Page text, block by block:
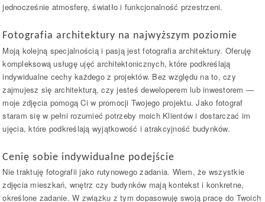
jednocześnie atmosferę, światło i funkcjonalność przestrzeni.
Fotografia architektury na najwyższym poziomie
Moją kolejną specjalnością i pasją jest fotografia architektury. Oferuję
kompleksową usługę ujęć architektonicznych, które podkreślają
indywidualne cechy każdego z projektów. Bez względu na to, czy
zajmujesz się architekturą, czy jesteś deweloperem lub inwestorem —
moje zdjęcia pomogą Ci w promocji Twojego projektu. Jako fotograf
staram się w pełni rozumieć potrzeby moich Klientów i dostarczać im
ujęcia, które podkreślają wyjątkowość i atrakcyjność budynków.
Cenię sobie indywidualne podejście
Nie traktuję fotografii jako rutynowego zadania. Wiem, że wszystkie
zdjęcia mieszkań, wnętrz czy budynków mają kontekst i konkretne,
określone zadanie. W związku z tym dopasowuję swoją pracę do Twoich